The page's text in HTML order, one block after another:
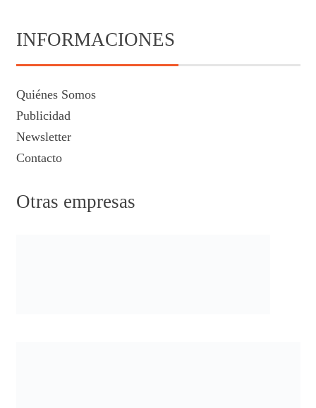
INFORMACIONES
Quiénes Somos
Publicidad
Newsletter
Contacto
Otras empresas